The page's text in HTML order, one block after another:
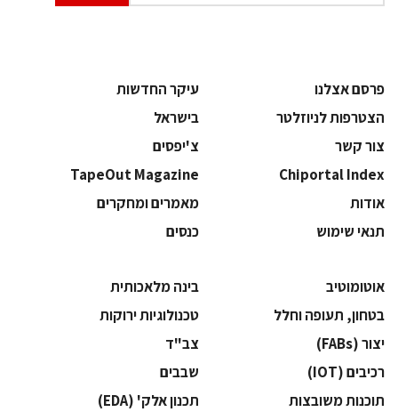
פרסם אצלנו
עיקר החדשות
הצטרפות לניוזלטר
בישראל
צור קשר
צ'יפסים
Chiportal Index
TapeOut Magazine
אודות
מאמרים ומחקרים
תנאי שימוש
כנסים
אוטומוטיב
בינה מלאכותית
בטחון, תעופה וחלל
‫טכנולוגיות ירוקות‬
‫יצור (‪(FABs‬‬
‫צב"ד‬
‫רכיבים‬ (IOT)
‫שבבים‬
‫תוכנות משובצות‬
‫תכנון אלק' (‪(EDA‬‬